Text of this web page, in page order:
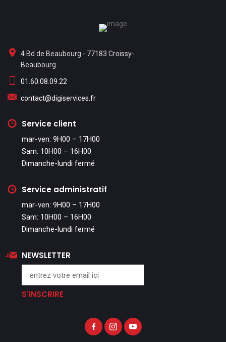
4 Bd de Beaubourg - 77183 Croissy-
Beaubourg
01.60.08.09.22
contact@digiservices.fr
Service client
mar-ven: 9H00 – 17H00
Sam: 10H00 – 16H00
Dimanche-lundi fermé
Service administratif
mar-ven: 9H00 – 17H00
Sam: 10H00 – 16H00
Dimanche-lundi fermé
NEWSLETTER
S'INSCRIRE